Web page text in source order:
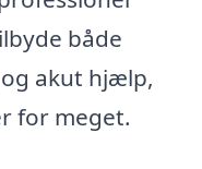
både
akut hjælp,
for meget.